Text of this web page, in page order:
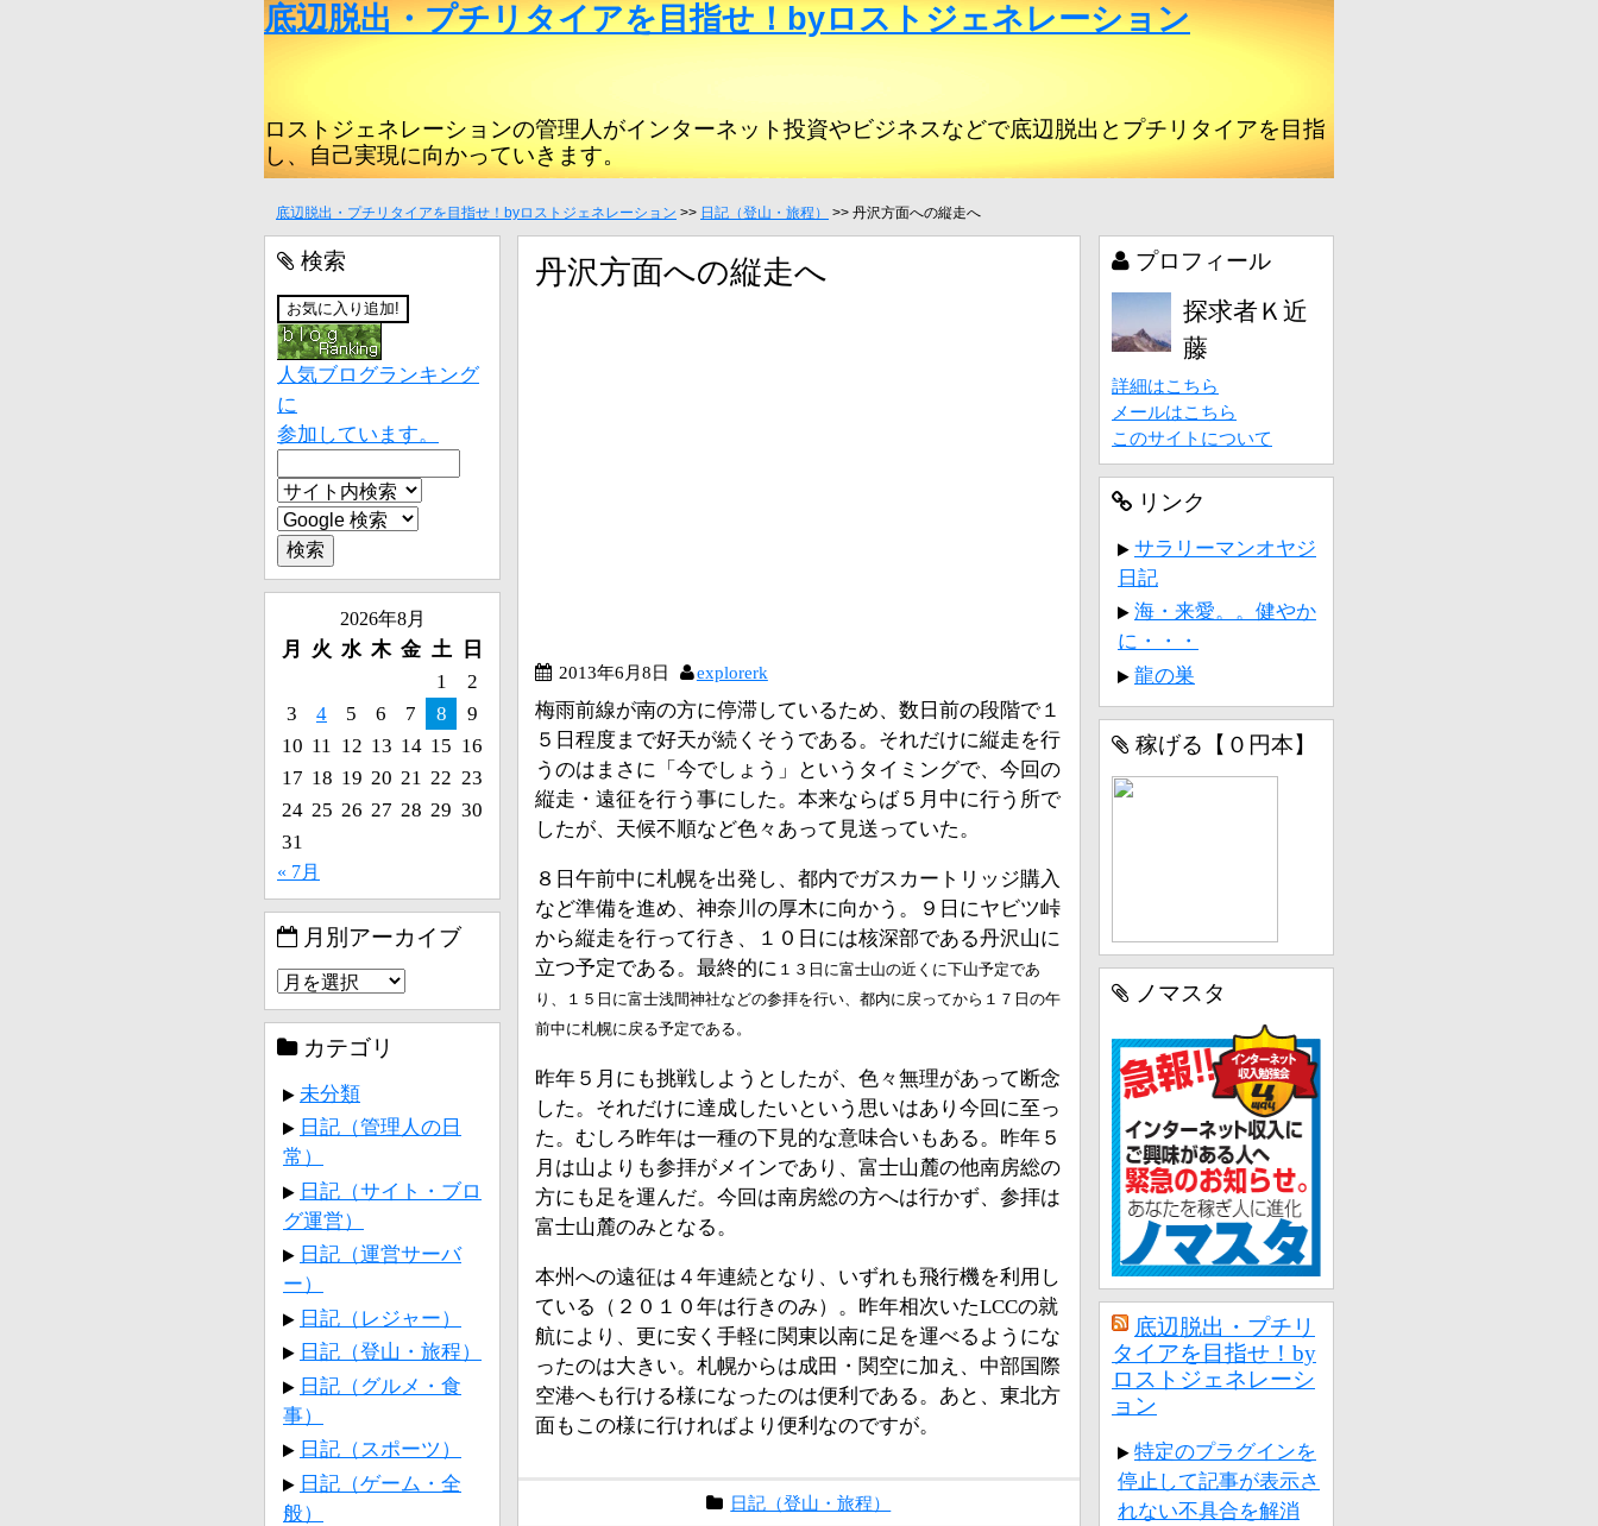
底辺脱出・プチリタイアを目指せ！byロストジェネレーション
ロストジェネレーションの管理人がインターネット投資やビジネスなどで底辺脱出とプチリタイアを目指
し、自己実現に向かっていきます。
底辺脱出・プチリタイアを目指せ！byロストジェネレーション >> 日記（登山・旅程） >> 丹沢方面への縦走へ
丹沢方面への縦走へ
2013年6月8日 explorerk
梅雨前線が南の方に停滞しているため、数日前の段階で１
５日程度まで好天が続くそうである。それだけに縦走を行
うのはまさに「今でしょう」というタイミングで、今回の
縦走・遠征を行う事にした。本来ならば５月中に行う所で
したが、天候不順など色々あって見送っていた。
８日午前中に札幌を出発し、都内でガスカートリッジ購入
など準備を進め、神奈川の厚木に向かう。９日にヤビツ峠
から縦走を行って行き、１０日には核深部である丹沢山に
立つ予定である。最終的に １３日に富士山の近くに下山予定であ
り、１５日に富士浅間神社などの参拝を行い、都内に戻ってから１７日の午
前中に札幌に戻る予定である。
昨年５月にも挑戦しようとしたが、色々無理があって断念
した。それだけに達成したいという思いはあり今回に至っ
た。むしろ昨年は一種の下見的な意味合いもある。昨年５
月は山よりも参拝がメインであり、富士山麓の他南房総の
方にも足を運んだ。今回は南房総の方へは行かず、参拝は
富士山麓のみとなる。
本州への遠征は４年連続となり、いずれも飛行機を利用し
ている（２０１０年は行きのみ）。昨年相次いたLCCの就
航により、更に安く手軽に関東以南に足を運べるようにな
ったのは大きい。札幌からは成田・関空に加え、中部国際
空港へも行ける様になったのは便利である。あと、東北方
面もこの様に行ければより便利なのですが。
日記（登山・旅程）
検索
人気ブログランキング
に
参加しています。
2026年8月
月 火 水 木 金 土
日
1
2
3
4 5 6 7 8
9
10 11 12 13 14 15 16
17 18 19 20 21 22 23
24 25 26 27 28 29 30
31
« 7月
月別アーカイブ
カテゴリ
未分類
日記（管理人の日
常）
日記（サイト・ブロ
グ運営）
日記（運営サーバ
ー）
日記（レジャー）
日記（登山・旅程）
日記（グルメ・食
事）
日記（スポーツ）
日記（ゲーム・全
般）
プロフィール
探求者Ｋ近
藤
詳細はこちら
メールはこちら
このサイトについて
リンク
サラリーマンオヤジ
日記
海・来愛。。健やか
に・・・
龍の巣
稼げる【０円本】
ノマスタ
底辺脱出・プチリ
タイアを目指せ！by
ロストジェネレーシ
ョン
特定のプラグインを
停止して記事が表示さ
れない不具合を解消